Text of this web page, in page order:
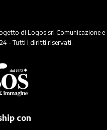
di Logos srl Comunicazione e
- Tutti i diritti riservati.
con